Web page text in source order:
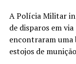
A Polícia Militar
de disparos em
encontraram uma
estojos de